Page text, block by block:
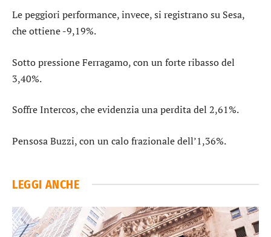
Le peggiori performance, invece, si registrano su Sesa,
che ottiene -9,19%.
Sotto pressioneFerragamo, con un forte ribasso del
3,40%.
SoffreIntercos, che evidenzia una perdita del 2,61%.
PensosaBuzzi, con un calo frazionale dell’1,36%.
LEGGI ANCHE